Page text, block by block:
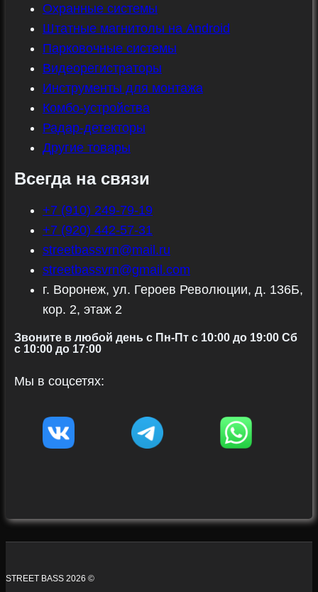
Охранные системы
Штатные магнитолы на Android
Парковочные системы
Видеорегистраторы
Инструменты для монтажа
Комбо-устройства
Радар-детекторы
Другие товары
Всегда на связи
+7 (910) 249-79-19
+7 (920) 442-57-31
streetbassvrn@mail.ru
streetbassvrn@gmail.com
г. Воронеж, ул. Героев Революции, д. 136Б,
кор. 2, этаж 2
Звоните в любой день с Пн-Пт c 10:00 до 19:00 Сб
с 10:00 до 17:00
Мы в соцсетях:
STREET BASS 2026 ©